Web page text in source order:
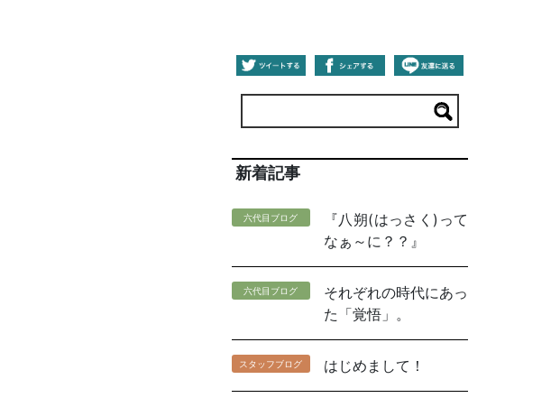
新着記事
六代目ブログ
『八朔(はっさく)って
なぁ～に？？』
六代目ブログ
それぞれの時代にあっ
た「覚悟」。
スタッフブログ はじめまして！